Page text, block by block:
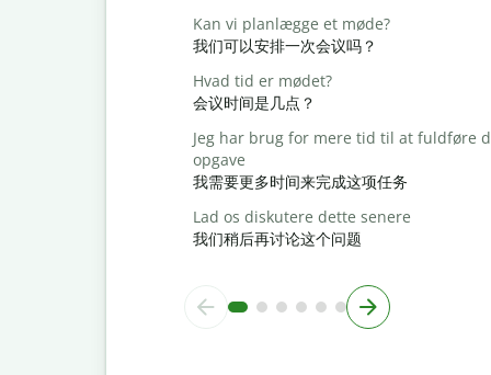
Kan vi planlægge et møde?
我们可以安排一次会议吗？
Hvad tid er mødet?
会议时间是几点？
Jeg har brug for mere tid til at fuldføre
opgave
我需要更多时间来完成这项任务
Lad os diskutere dette senere
我们稍后再讨论这个问题